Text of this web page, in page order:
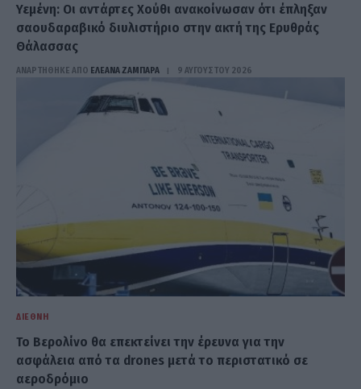
Υεμένη: Οι αντάρτες Χούθι ανακοίνωσαν ότι έπληξαν
σαουδαραβικό διυλιστήριο στην ακτή της Ερυθράς
Θάλασσας
ΑΝΑΡΤΗΘΗΚΕ ΑΠΟ ΕΛΕΑΝΑ ΖΑΜΠΑΡΑ 9 ΑΥΓΟΎΣΤΟΥ 2026
ΔΙΕΘΝΉ
Το Βερολίνο θα επεκτείνει την έρευνα για την
ασφάλεια από τα drones μετά το περιστατικό σε
αεροδρόμιο